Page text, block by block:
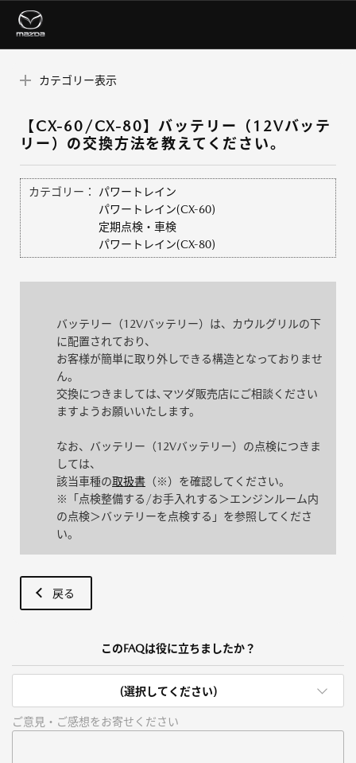
カテゴリー表示
【CX-60/CX-80】バッテリー（12Vバッテ
リー）の交換方法を教えてください。
カテゴリー：
パワートレイン
パワートレイン(CX-60)
定期点検・車検
パワートレイン(CX-80)
バッテリー（12Vバッテリー）は、カウルグリルの下
に配置されており、
お客様が簡単に取り外しできる構造となっておりませ
ん。
交換につきましては､マツダ販売店にご相談ください
ますようお願いいたします。
なお、バッテリー（12Vバッテリー）の点検につきま
しては、
該当車種の取扱書 （※）を確認してください。
※「点検整備する/お手入れする＞エンジンルーム内
の点検＞バッテリーを点検する」を参照してくださ
い。
戻る
このFAQは役に立ちましたか？
(選択してください)
ご意見・ご感想をお寄せください